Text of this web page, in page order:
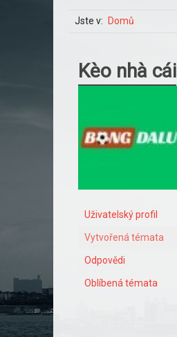
Jste v: Domů
Kèo nhà cái
Uživatelský profil
Vytvořená témata
Odpovědi
Oblíbená témata